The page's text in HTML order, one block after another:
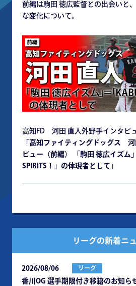
前編は駒田 徳広監督との出会いと
な変化について。
高知FD 河田 直人外野手インタビ
「高知ファイティングドッグス
ビュー（前編） 「駒田 徳広イズム
SPIRITS！」の体現者として 」
リーグの新着ニ
2026/08/06 リーグ
⾹川OG 選⼿期限付き移籍のお知ら